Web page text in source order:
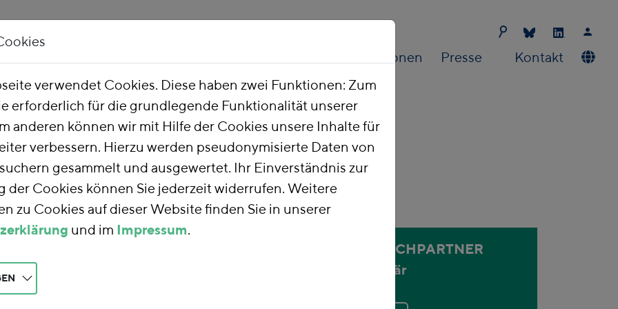
Publikationen Presse Kontakt
Finanzreform
nutzen wir die
auf eine
und Gesellschaft
Umwelt und
ANSPRECHPARTNER
Holger Bär
verwendet Cookies. Diese haben zwei Funktionen: Zum
erforderlich für die grundlegende Funktionalität unserer
anderen können wir mit Hilfe der Cookies unsere Inhalte für
verbessern. Hierzu werden pseudonymisierte Daten von
gesammelt und ausgewertet. Ihr Einverständnis zur
der Cookies können Sie jederzeit widerrufen. Weitere
zu Cookies auf dieser Website finden Sie in unserer
und im Impressum.